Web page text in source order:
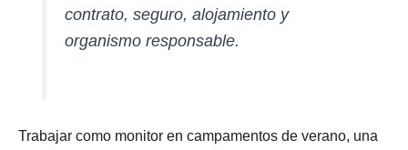
contrato, seguro, alojamiento y
organismo responsable.
Trabajar como monitor en campamentos de verano, una